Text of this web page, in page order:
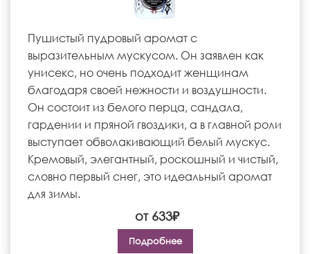
Пушистый пудровый аромат с
выразительным мускусом. Он заявлен как
унисекс, но очень подходит женщинам
благодаря своей нежности и воздушности.
Он состоит из белого перца, сандала,
гардении и пряной гвоздики, а в главной роли
выступает обволакивающий белый мускус.
Кремовый, элегантный, роскошный и чистый,
словно первый снег, это идеальный аромат
для зимы.
от 633₽
Подробнее